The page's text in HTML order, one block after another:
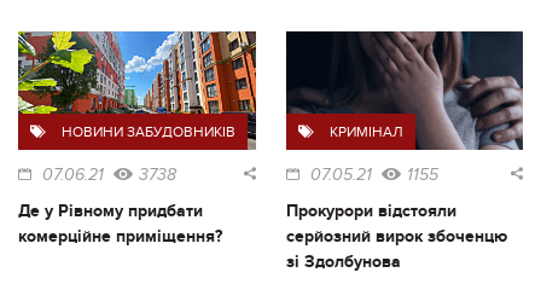
НОВИНИ ЗАБУДОВНИКІВ
07.06.21 3738
Де у Рівному придбати
комерційне приміщення?
КРИМІНАЛ
07.05.21 1155
Прокурори відстояли
серйозний вирок збоченцю
зі Здолбунова